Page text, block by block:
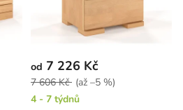
od 7 226 Kč
7 606 Kč (až –5 %)
4 - 7 týdnů